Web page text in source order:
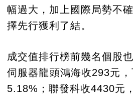
幅過大，加上國際局勢不
擇先行獲利了結。
成交值排行榜前幾名個股
伺服器龍頭鴻海收293元
5.18%；聯發科收4430元